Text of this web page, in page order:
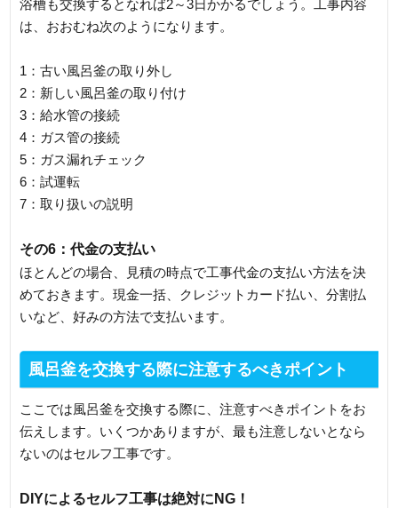
浴槽も交換するとなれば2～3日かかるでしょう。工事内容
は、おおむね次のようになります。
1：古い風呂釜の取り外し
2：新しい風呂釜の取り付け
3：給水管の接続
4：ガス管の接続
5：ガス漏れチェック
6：試運転
7：取り扱いの説明
その6：代金の支払い
ほとんどの場合、見積の時点で工事代金の支払い方法を決
めておきます。現金一括、クレジットカード払い、分割払
いなど、好みの方法で支払います。
風呂釜を交換する際に注意するべきポイント
ここでは風呂釜を交換する際に、注意すべきポイントをお
伝えします。いくつかありますが、最も注意しないとなら
ないのはセルフ工事です。
DIYによるセルフ工事は絶対にNG！